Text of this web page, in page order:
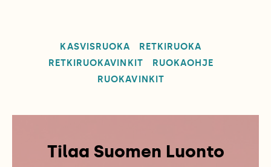
KASVISRUOKA
RETKIRUOKA
RETKIRUOKAVINKIT
RUOKAOHJE
RUOKAVINKIT
Tilaa Suomen Luonto